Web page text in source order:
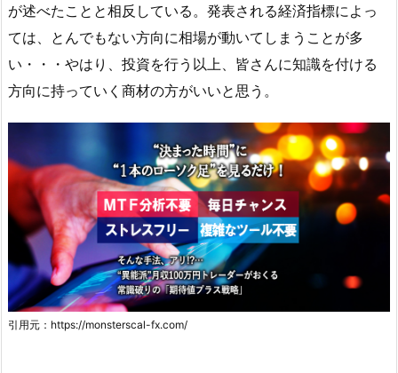
が述べたことと相反している。発表される経済指標によっ
ては、とんでもない方向に相場が動いてしまうことが多
い・・・やはり、投資を行う以上、皆さんに知識を付ける
方向に持っていく商材の方がいいと思う。
引用元：https://monsterscal-fx.com/